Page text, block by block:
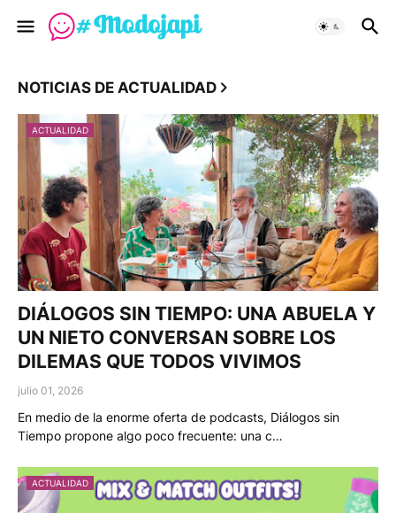
NOTICIAS DE ACTUALIDAD
ACTUALIDAD
DIÁLOGOS SIN TIEMPO: UNA ABUELA Y
UN NIETO CONVERSAN SOBRE LOS
DILEMAS QUE TODOS VIVIMOS
julio 01, 2026
En medio de la enorme oferta de podcasts, Diálogos sin
Tiempo propone algo poco frecuente: una c…
ACTUALIDAD